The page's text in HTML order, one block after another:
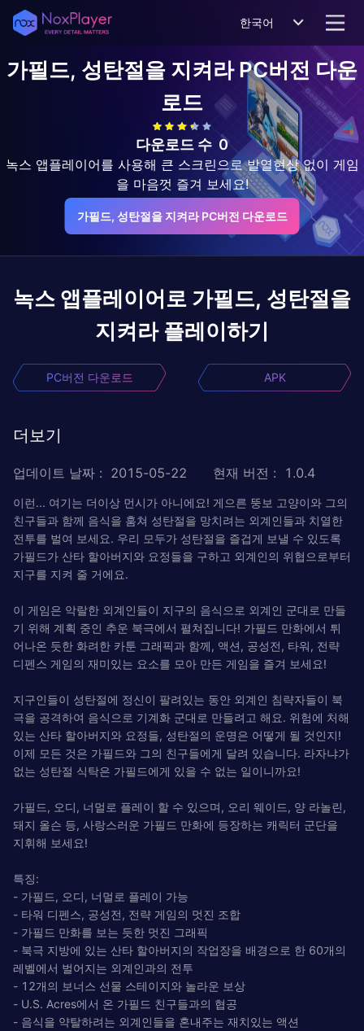
한국어
가필드, 성탄절을 지켜라PC버전 다운
로드
다운로드 수 0
녹스 앱플레이어를 사용해 큰 스크린으로 발열현상 없이 게임
을 마음껏 즐겨 보세요!
가필드, 성탄절을 지켜라 PC버전 다운로드
녹스 앱플레이어로 가필드, 성탄절을
지켜라 플레이하기
PC버전 다운로드 APK
더보기
업데이트 날짜 : 2015-05-22 현재 버전 : 1.0.4
이런... 여기는 더이상 먼시가 아니에요! 게으른 뚱보 고양이와 그의
친구들과 함께 음식을 훔쳐 성탄절을 망치려는 외계인들과 치열한
전투를 벌여 보세요. 우리 모두가 성탄절을 즐겁게 보낼 수 있도록
가필드가 산타 할아버지와 요정들을 구하고 외계인의 위협으로부터
지구를 지켜 줄 거에요.
이 게임은 악랄한 외계인들이 지구의 음식으로 외계인 군대로 만들
기 위해 계획 중인 추운 북극에서 펼쳐집니다! 가필드 만화에서 튀
어나온 듯한 화려한 카툰 그래픽과 함께, 액션, 공성전, 타워, 전략
디펜스 게임의 재미있는 요소를 모아 만든 게임을 즐겨 보세요!
지구인들이 성탄절에 정신이 팔려있는 동안 외계인 침략자들이 북
극을 공격하여 음식으로 기계화 군대로 만들려고 해요. 위험에 처해
있는 산타 할아버지와 요정들, 성탄절의 운명은 어떻게 될 것인지!
이제 모든 것은 가필드와 그의 친구들에게 달려 있습니다. 라자냐가
없는 성탄절 식탁은 가필드에게 있을 수 없는 일이니까요!
가필드, 오디, 너멀로 플레이 할 수 있으며, 오리 웨이드, 양 라놀린,
돼지 올슨 등, 사랑스러운 가필드 만화에 등장하는 캐릭터 군단을
지휘해 보세요!
특징:
- 가필드, 오디, 너멀로 플레이 가능
- 타워 디펜스, 공성전, 전략 게임의 멋진 조합
- 가필드 만화를 보는 듯한 멋진 그래픽
- 북극 지방에 있는 산타 할아버지의 작업장을 배경으로 한 60개의
레벨에서 벌어지는 외계인과의 전투
- 12개의 보너스 선물 스테이지와 놀라운 보상
- U.S. Acres에서 온 가필드 친구들과의 협공
- 음식을 약탈하려는 외계인들을 혼내주는 재치있는 액션